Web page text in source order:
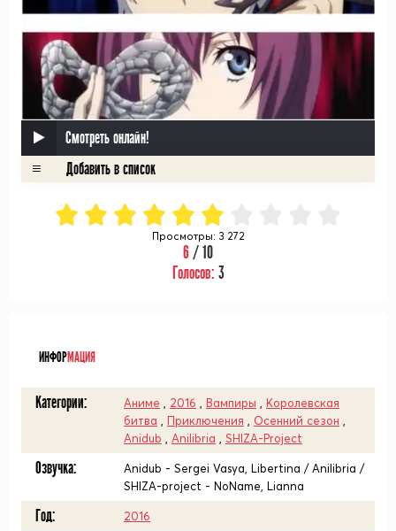
Смотреть онлайн!
Просмотры: 3 272
6/ 10
Голосов: 3
ИНФОРМАЦИЯ
Категории: Аниме 2016 Вампиры
Королевская
битва
Приключения Осенний сезон
Anidub
Anilibria SHIZA-Project
Озвучка:
Anidub - Sergei Vasya, Libertina / Anilibria /
SHIZA-project - NoName, Lianna
Год: 2016